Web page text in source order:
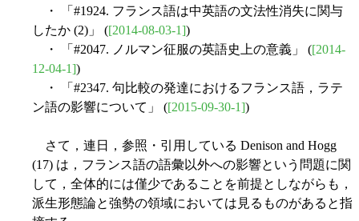
・ 「#1924. フランス語は中英語の文法性消失に関与
したか (2)」 ([2014-08-03-1])
・ 「#2047. ノルマン征服の英語史上の意義」 ([2014-
12-04-1])
・ 「#2347. 句比較の発達におけるフランス語，ラテ
ン語の影響について」 ([2015-09-30-1])
さて，連日，参照・引用している Denison and Hogg
(17) は，フランス語の語彙以外への影響という問題に関
して，全体的には僅少であることを前提としながらも，
派生形態論と強勢の領域においては見るものがあると指